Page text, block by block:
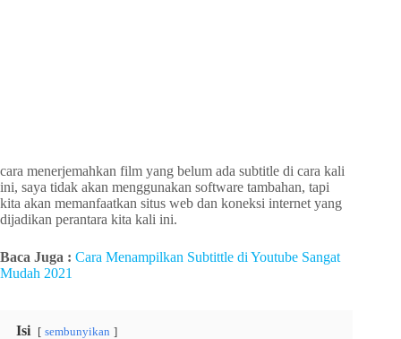
cara menerjemahkan film yang belum ada subtitle di cara kali
ini, saya tidak akan menggunakan software tambahan, tapi
kita akan memanfaatkan situs web dan koneksi internet yang
dijadikan perantara kita kali ini.
Baca Juga : Cara Menampilkan Subtittle di Youtube Sangat
Mudah 2021
Isi sembunyikan